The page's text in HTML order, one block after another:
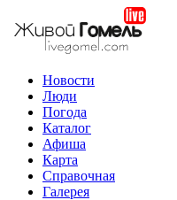
Новости
Люди
Погода
Каталог
Афиша
Карта
Справочная
Галерея